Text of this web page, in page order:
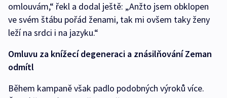
omlouvám,“ řekl a dodal ještě: „Anžto jsem obklopen
ve svém štábu pořád ženami, tak mi ovšem taky ženy
leží na srdci i na jazyku.“
Omluvu za knížecí degeneraci a znásilňování Zeman
odmítl
Během kampaně však padlo podobných výroků více.